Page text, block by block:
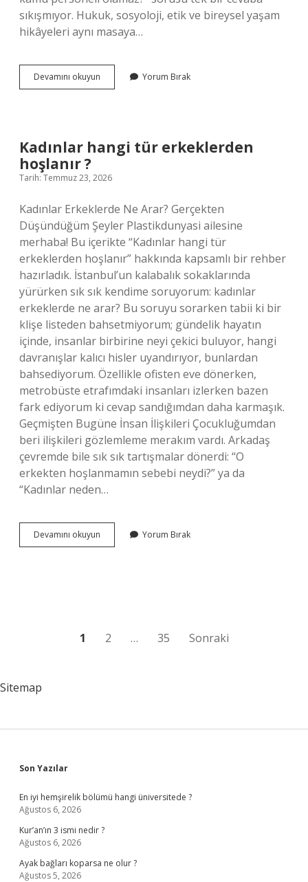
sıkışmıyor. Hukuk, sosyoloji, etik ve bireysel yaşam
hikâyeleri aynı masaya…
Devamını okuyun
kamu
Yorum Bırak
Kadınlar hangi tür erkeklerden
hoşlanır ?
Tarih: Temmuz 23, 2026
Kadınlar Erkeklerde Ne Arar? Gerçekten
Düşündüğüm Şeyler Plastikdunyasi ailesine
merhaba! Bu içerikte “Kadınlar hangi tür
erkeklerden hoşlanır” hakkında kapsamlı bir rehber
hazırladık. İstanbul’un kalabalık sokaklarında
yürürken sık sık kendime soruyorum: kadınlar
erkeklerde ne arar? Bu soruyu sorarken tabii ki bir
klişe listeden bahsetmiyorum; gündelik hayatın
içinde, insanlar birbirine neyi çekici buluyor, hangi
davranışlar kalıcı hisler uyandırıyor, bunlardan
bahsediyorum. Özellikle ofisten eve dönerken,
metrobüste etrafımdaki insanları izlerken bazen
fark ediyorum ki cevap sandığımdan daha karmaşık.
Geçmişten Bugüne İnsan İlişkileri Çocukluğumdan
beri ilişkileri gözlemleme merakım vardı. Arkadaş
çevremde bile sık sık tartışmalar dönerdi: “O
erkekten hoşlanmamın sebebi neydi?” ya da
“Kadınlar neden…
Devamını okuyun Kadınlar
hangi
Yorum Bırak
1 2 … 35 Sonraki
Sitemap
Sidebar
Son Yazılar
En iyi hemşirelik bölümü hangi üniversitede ?
Ağustos 6, 2026
Kur’an’ın 3 ismi nedir ?
Ağustos 6, 2026
Ayak bağları koparsa ne olur ?
Ağustos 5, 2026